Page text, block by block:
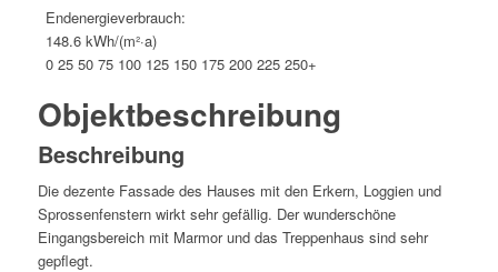
Endenergieverbrauch:
148.6 kWh/(m²·a)
0 25 50 75 100 125 150 175 200 225 250+
Objekt­beschreibung
Beschreibung
Die dezente Fassade des Hauses mit den Erkern, Loggien und
Sprossenfenstern wirkt sehr gefällig. Der wunderschöne
Eingangsbereich mit Marmor und das Treppenhaus sind sehr
gepflegt.